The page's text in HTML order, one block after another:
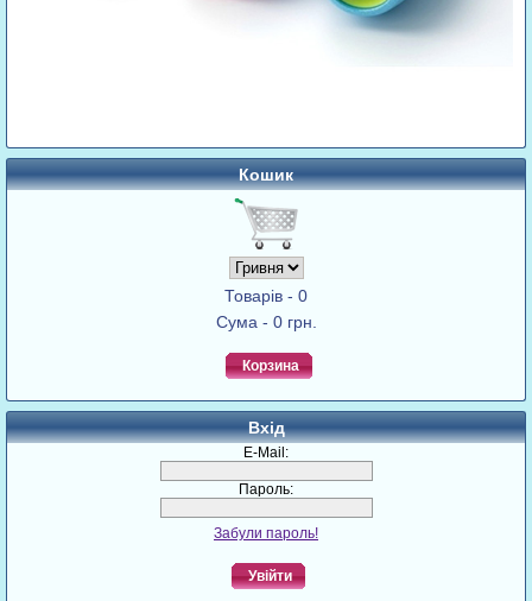
Кошик
Товарів - 0
Сума - 0 грн.
Корзина
Вхід
E-Mail:
Пароль:
Забули пароль!
Увійти